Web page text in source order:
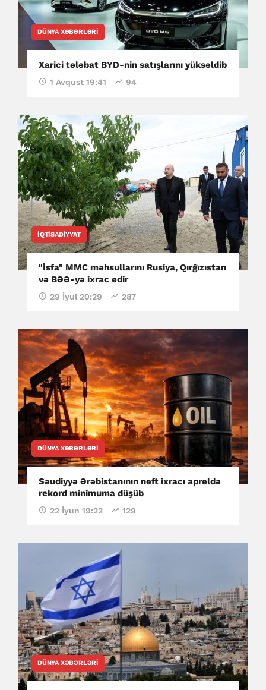
DÜNYA XƏBƏRLƏRI
Xarici tələbat BYD-nin satışlarını yüksəldib
1 Avqust 19:41 94
İQTISADIYYAT
"İsfa" MMC məhsullarını Rusiya, Qırğızıstan
və BƏƏ-yə ixrac edir
29 İyul 20:29 287
DÜNYA XƏBƏRLƏRI
Səudiyyə Ərəbistanının neft ixracı apreldə
rekord minimuma düşüb
22 İyun 19:22 129
DÜNYA XƏBƏRLƏRI